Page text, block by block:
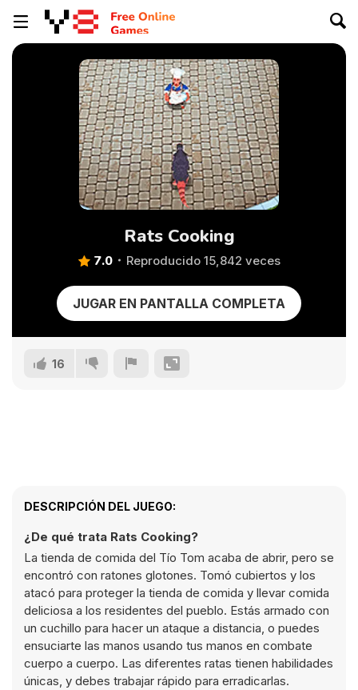
Rats Cooking
7.0 Reproducido 15,842 veces
JUGAR EN PANTALLA COMPLETA
16
DESCRIPCIÓN DEL JUEGO:
¿De qué trata Rats Cooking?
La tienda de comida del Tío Tom acaba de abrir, pero se
encontró con ratones glotones. Tomó cubiertos y los
atacó para proteger la tienda de comida y llevar comida
deliciosa a los residentes del pueblo. Estás armado con
un cuchillo para hacer un ataque a distancia, o puedes
ensuciarte las manos usando tus manos en combate
cuerpo a cuerpo. Las diferentes ratas tienen habilidades
únicas, y debes trabajar rápido para erradicarlas.